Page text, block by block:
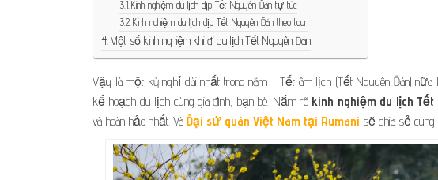
Kinh nghiệm du lịch dịp Tết Nguyên Đán tự túc
Kinh nghiệm du lịch dịp Tết Nguyên Đán theo tour
Một số kinh nghiệm khi đi du lịch Tết Nguyên Đán
Vậy là một kỳ nghỉ dài nhất trong năm – Tết âm lịch (Tết Nguyên Đán)
kế hoạch du lịch cùng gia đình, bạn bè. Nắm rõ kinh nghiệm du lịch Tết
và hoàn hảo nhất. Và Đại sứ quán Việt Nam tại Rumani sẽ chia sẻ cùng